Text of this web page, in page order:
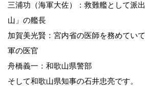
三浦功（海軍大佐）：救難艦として派
山」の艦長
加賀美光賢：宮内省の医師を務めてい
軍の医官
舟橋義一：和歌山県警部
そして和歌山県知事の石井忠亮です。